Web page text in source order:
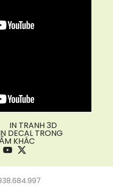
IN TRANH 3D
DECAL TRONG
KHÁC